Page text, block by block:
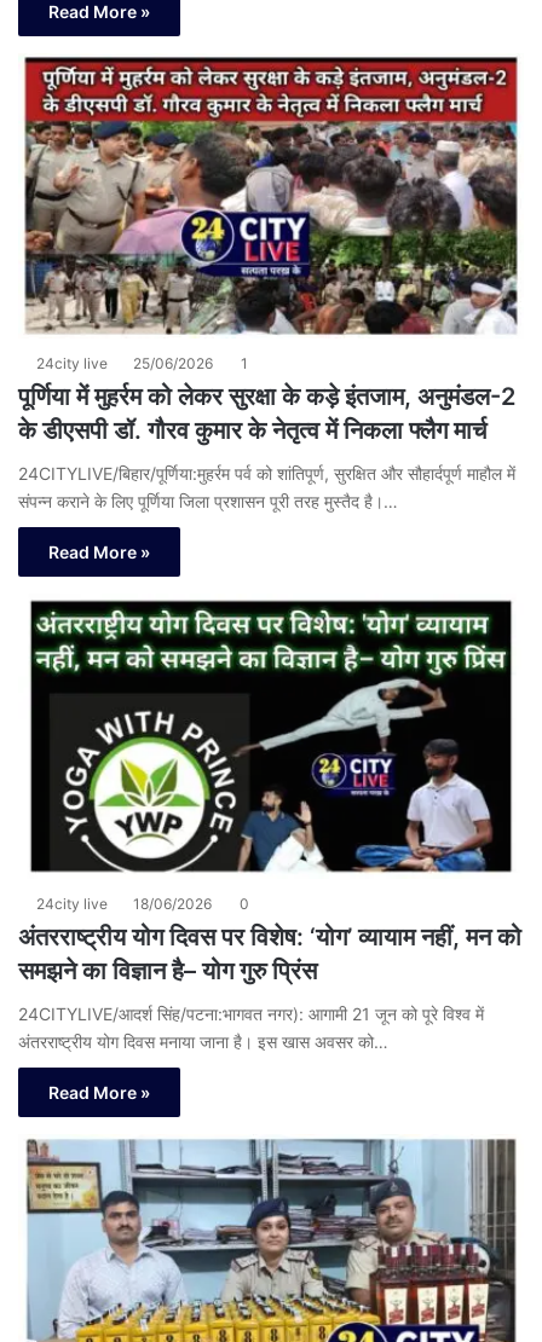
Read More »
24city live 25/06/2026 1
पूर्णिया में मुहर्रम को लेकर सुरक्षा के कड़े इंतजाम, अनुमंडल-2
के डीएसपी डॉ. गौरव कुमार के नेतृत्व में निकला फ्लैग मार्च
24CITYLIVE/बिहार/पूर्णिया:मुहर्रम पर्व को शांतिपूर्ण, सुरक्षित और सौहार्दपूर्ण माहौल में
संपन्न कराने के लिए पूर्णिया जिला प्रशासन पूरी तरह मुस्तैद है।…
Read More »
24city live 18/06/2026 0
अंतरराष्ट्रीय योग दिवस पर विशेष: ‘योग’ व्यायाम नहीं, मन को
समझने का विज्ञान है– योग गुरु प्रिंस
24CITYLIVE/आदर्श सिंह/पटना:भागवत नगर): आगामी 21 जून को पूरे विश्व में
अंतरराष्ट्रीय योग दिवस मनाया जाना है। इस खास अवसर को…
Read More »